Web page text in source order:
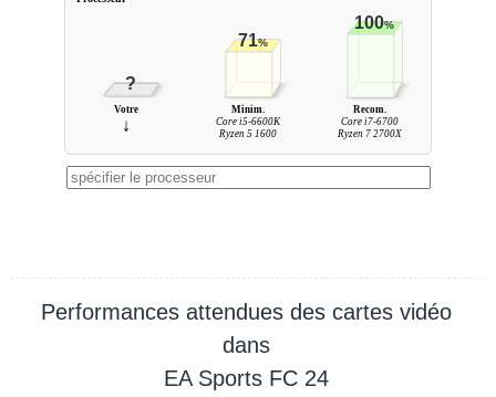
?
71%
100%
Votre
↓
Minim.
Core i5-6600K
Ryzen 5 1600
Recom.
Core i7-6700
Ryzen 7 2700X
Performances attendues des cartes vidéo
dans
EA Sports FC 24